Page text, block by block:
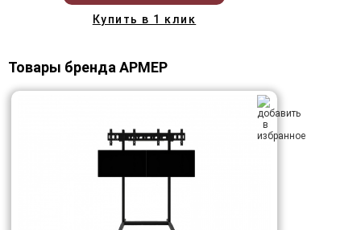
Купить в 1 клик
Товары бренда АРМЕР